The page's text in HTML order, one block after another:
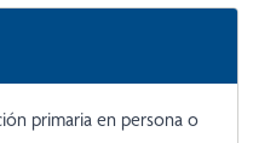
primaria en persona o